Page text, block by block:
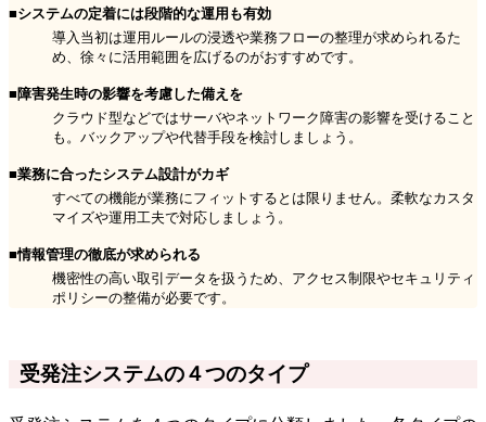
■システムの定着には段階的な運用も有効
導入当初は運用ルールの浸透や業務フローの整理が求められるた
め、徐々に活用範囲を広げるのがおすすめです。
■障害発生時の影響を考慮した備えを
クラウド型などではサーバやネットワーク障害の影響を受けること
も。バックアップや代替手段を検討しましょう。
■業務に合ったシステム設計がカギ
すべての機能が業務にフィットするとは限りません。柔軟なカスタ
マイズや運用工夫で対応しましょう。
■情報管理の徹底が求められる
機密性の高い取引データを扱うため、アクセス制限やセキュリティ
ポリシーの整備が必要です。
受発注システムの４つのタイプ